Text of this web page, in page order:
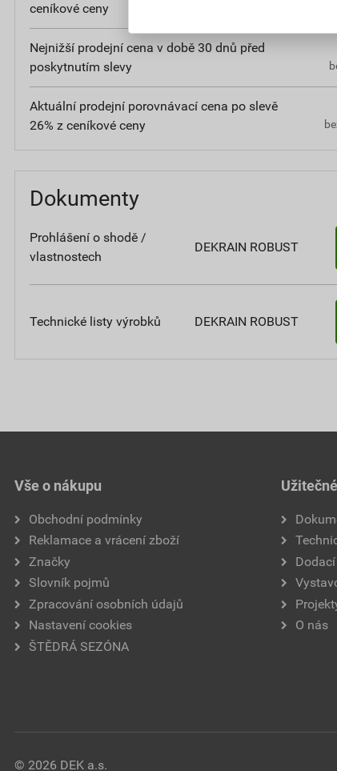
ceníkové ceny
Nejnižší prodejní cena v době 30 dnů před
poskytnutím slevy
Aktuální prodejní porovnávací cena po slevě
26% z ceníkové ceny
Dokumenty
Prohlášení o shodě /
vlastnostech
DEKRAIN ROBUST
Technické listy výrobků DEKRAIN ROBUST
Vše o nákupu
Obchodní podmínky
Reklamace a vrácení zboží
Značky
Slovník pojmů
Zpracování osobních údajů
Nastavení cookies
ŠTĚDRÁ SEZÓNA
O nás
© 2026 DEK a.s.